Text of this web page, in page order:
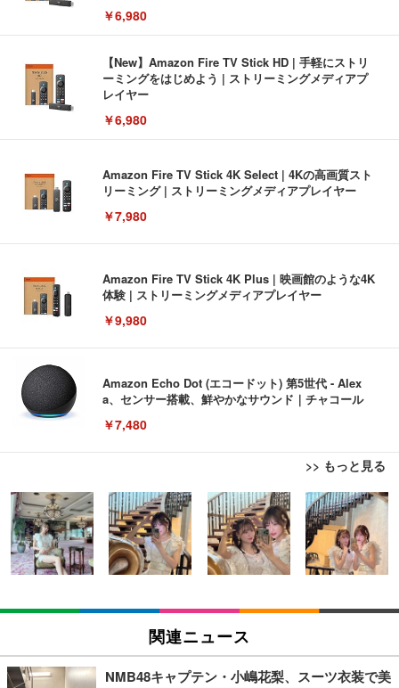
￥6,980
【New】Amazon Fire TV Stick HD | 手軽にストリ
ーミングをはじめよう | ストリーミングメディアプ
レイヤー
￥6,980
Amazon Fire TV Stick 4K Select | 4Kの高画質スト
リーミング | ストリーミングメディアプレイヤー
￥7,980
Amazon Fire TV Stick 4K Plus | 映画館のような4K
体験 | ストリーミングメディアプレイヤー
￥9,980
Amazon Echo Dot (エコードット) 第5世代 - Alex
a、センサー搭載、鮮やかなサウンド｜チャコール
￥7,480
>> もっと見る
[EdoErgo] オフィスチェア 椅子 テレワーク 疲れな
い 跳ね上げ式アームレスト コンパクト 約105度ロッ
キング pc 事務椅子 360度回転 座面昇降 強化ナイロ
ン樹脂ベース 通気性メッシュ 在宅ワーク H-WY01
(黒網+黒枠+黒足)
￥5,699
SIHOO B100 オフィスチェア／デスクチェア メッシ
ュチェア 人間工学 疲れない ブラック
￥27,999
EIZO ビジネス向けプレミアムモニター | FlexScan
EV3240X-WT | 31.5型4K UHD・USB Type-C・ホワ
イト
￥105,595
EIZO ビジネス向けプレミアムモニター | FlexScan
￥109,572
Amazonベーシック ペットシーツ 薄型 レギュラー 1
回使い捨て 無香料 ホワイト 300枚
￥3,373
Amazonベーシック ペットシーツ 厚型 ワイド 42枚
x2袋(84枚) ホワイト(吸収面:ライトブルー)
￥3,234
関連ニュース
NMB48キャプテン・小嶋花梨、スーツ衣装で美